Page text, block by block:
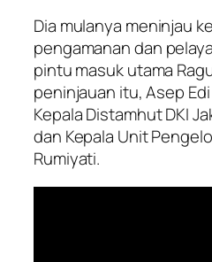
Dia mulanya meninjau
pengamanan dan
pintu masuk utama
peninjauan itu, Asep
Kepala Distamhut DKI
dan Kepala Unit
Rumiyati.